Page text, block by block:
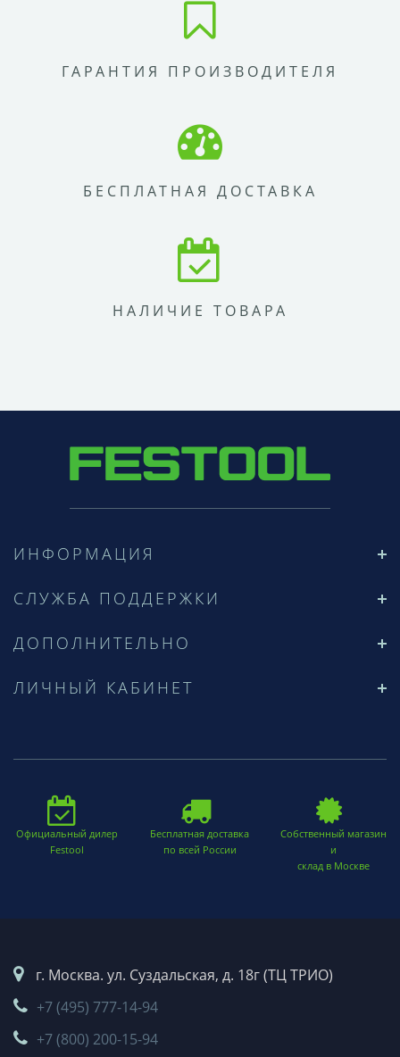
ГАРАНТИЯ ПРОИЗВОДИТЕЛЯ
БЕСПЛАТНАЯ ДОСТАВКА
НАЛИЧИЕ ТОВАРА
ИНФОРМАЦИЯ
СЛУЖБА ПОДДЕРЖКИ
ДОПОЛНИТЕЛЬНО
ЛИЧНЫЙ КАБИНЕТ
Официальный дилер
Festool
Бесплатная доставка
по всей России
Собственный магазин
и
склад в Москве
г. Москва. ул. Суздальская, д. 18г (ТЦ ТРИО)
+7 (495) 777-14-94
+7 (800) 200-15-94